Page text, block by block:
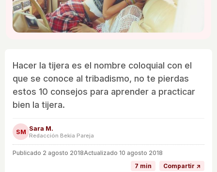
Hacer la tijera es el nombre coloquial con el
que se conoce al tribadismo, no te pierdas
estos 10 consejos para aprender a practicar
bien la tijera.
SM Sara M.
Redacción Bekia Pareja
Publicado 2 agosto 2018Actualizado 10 agosto 2018
7 min
Compartir ↗